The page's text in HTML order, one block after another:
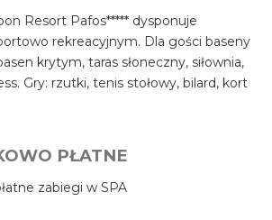
Resort Pafos***** dysponuje
rekreacyjnym. Dla gości baseny
krytym, taras słoneczny, siłownia,
Gry: rzutki, tenis stołowy, bilard, kort
PŁATNE
zabiegi w SPA